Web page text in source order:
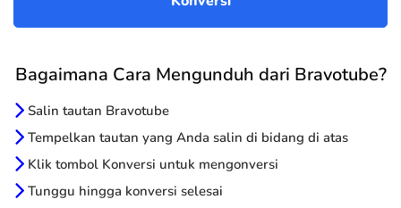
Bagaimana Cara Mengunduh dari Bravotube?
Salin tautan Bravotube
Tempelkan tautan yang Anda salin di bidang di atas
Klik tombol Konversi untuk mengonversi
Tunggu hingga konversi selesai